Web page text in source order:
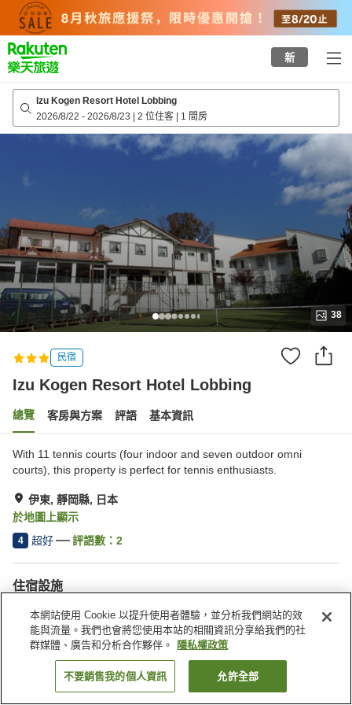
top
page
新
Izu Kogen Resort Hotel Lobbing
2026/8/22 - 2026/8/23 | 2 位住客 | 1 間房
38
民宿
Izu Kogen Resort Hotel Lobbing
總覽 客房與方案 評語 基本資訊
With 11 tennis courts (four indoor and seven outdoor omni
courts), this property is perfect for tennis enthusiasts.
伊東, 靜岡縣, 日本
於地圖上顯示
4 超好 評語數： 2
住宿設施
接送服務
宅配服務
喚醒服務
自動販賣機
找客房
本網站使用 Cookie 以提升使用者體驗，並分析我們網站的效
能與流量。我們也會將您使用本站的相關資訊分享給我們的社
群媒體、廣告和分析合作夥伴。
隱私權政策
不要銷售我的個人資訊 允許全部